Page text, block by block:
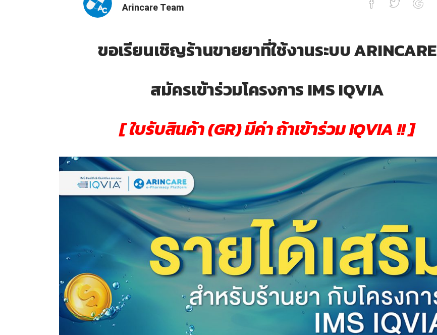
Arincare Team
IMS IQVIA ไตรมาส 2/67 (ส่งรายงานเดือน เม.ย. ได้เลย!!)
ขอเรียนเชิญร้านขายยาที่ใช้งานระบบ ARINCARE
สมัครเข้าร่วมโครงการ IMS IQVIA
[ ใบรับสินค้า (GR) มีค่า ถ้าเข้าร่วม IQVIA !! ]